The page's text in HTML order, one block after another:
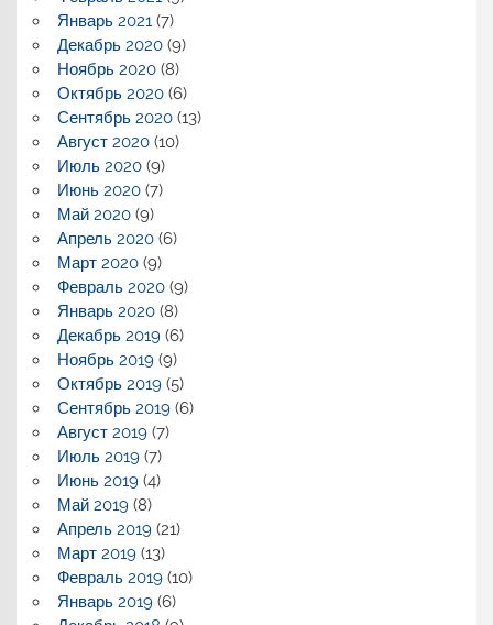
Январь 2021(7)
Декабрь 2020(9)
Ноябрь 2020(8)
Октябрь 2020(6)
Сентябрь 2020(13)
Август 2020(10)
Июль 2020(9)
Июнь 2020(7)
Май 2020(9)
Апрель 2020(6)
Март 2020(9)
Февраль 2020(9)
Январь 2020(8)
Декабрь 2019(6)
Ноябрь 2019(9)
Октябрь 2019(5)
Сентябрь 2019(6)
Август 2019(7)
Июль 2019(7)
Июнь 2019(4)
Май 2019(8)
Апрель 2019(21)
Март 2019(13)
Февраль 2019(10)
Январь 2019(6)